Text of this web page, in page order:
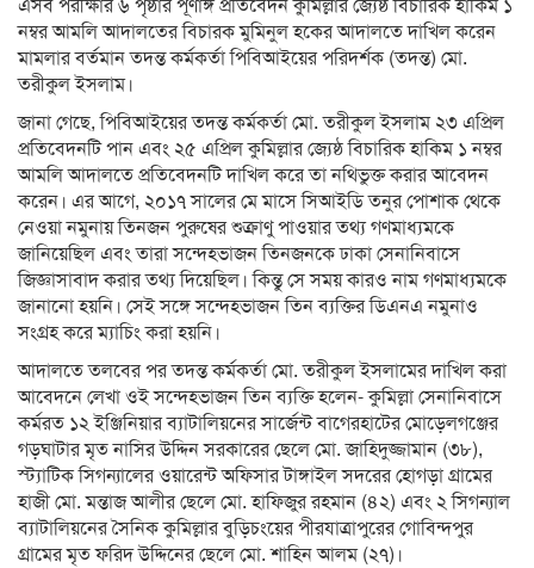
এসব পরীক্ষার ৬ পৃষ্ঠার পূর্ণাঙ্গ প্রতিবেদন কুমিল্লার জ্যেষ্ঠ বিচারিক হাকিম ১
নম্বর আমলি আদালতের বিচারক মুমিনুল হকের আদালতে দাখিল করেন
মামলার বর্তমান তদন্ত কর্মকর্তা পিবিআইয়ের পরিদর্শক (তদন্ত) মো.
তরীকুল ইসলাম।
জানা গেছে, পিবিআইয়ের তদন্ত কর্মকর্তা মো. তরীকুল ইসলাম ২৩ এপ্রিল
প্রতিবেদনটি পান এবং ২৫ এপ্রিল কুমিল্লার জ্যেষ্ঠ বিচারিক হাকিম ১ নম্বর
আমলি আদালতে প্রতিবেদনটি দাখিল করে তা নথিভুক্ত করার আবেদন
করেন। এর আগে, ২০১৭ সালের মে মাসে সিআইডি তনুর পোশাক থেকে
নেওয়া নমুনায় তিনজন পুরুষের শুক্রাণু পাওয়ার তথ্য গণমাধ্যমকে
জানিয়েছিল এবং তারা সন্দেহভাজন তিনজনকে ঢাকা সেনানিবাসে
জিজ্ঞাসাবাদ করার তথ্য দিয়েছিল। কিন্তু সে সময় কারও নাম গণমাধ্যমকে
জানানো হয়নি। সেই সঙ্গে সন্দেহভাজন তিন ব্যক্তির ডিএনএ নমুনাও
সংগ্রহ করে ম্যাচিং করা হয়নি।
আদালতে তলবের পর তদন্ত কর্মকর্তা মো. তরীকুল ইসলামের দাখিল করা
আবেদনে লেখা ওই সন্দেহভাজন তিন ব্যক্তি হলেন- কুমিল্লা সেনানিবাসে
কর্মরত ১২ ইঞ্জিনিয়ার ব্যাটালিয়নের সার্জেন্ট বাগেরহাটের মোড়েলগঞ্জের
গড়ঘাটার মৃত নাসির উদ্দিন সরকারের ছেলে মো. জাহিদুজ্জামান (৩৮),
স্ট্যাটিক সিগন্যালের ওয়ারেন্ট অফিসার টাঙ্গাইল সদরের হোগড়া গ্রামের
হাজী মো. মন্তাজ আলীর ছেলে মো. হাফিজুর রহমান (৪২) এবং ২ সিগন্যাল
ব্যাটালিয়নের সৈনিক কুমিল্লার বুড়িচংয়ের পীরযাত্রাপুরের গোবিন্দপুর
গ্রামের মৃত ফরিদ উদ্দিনের ছেলে মো. শাহিন আলম (২৭)।